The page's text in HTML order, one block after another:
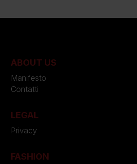
ABOUT US
Manifesto
Contatti
LEGAL
Privacy
FASHION